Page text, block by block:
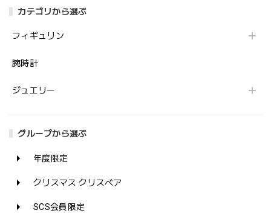
カテゴリから選ぶ
フィギュリン
腕時計
ジュエリー
グループから選ぶ
年度限定
クリスマス クリスベア
SCS会員限定